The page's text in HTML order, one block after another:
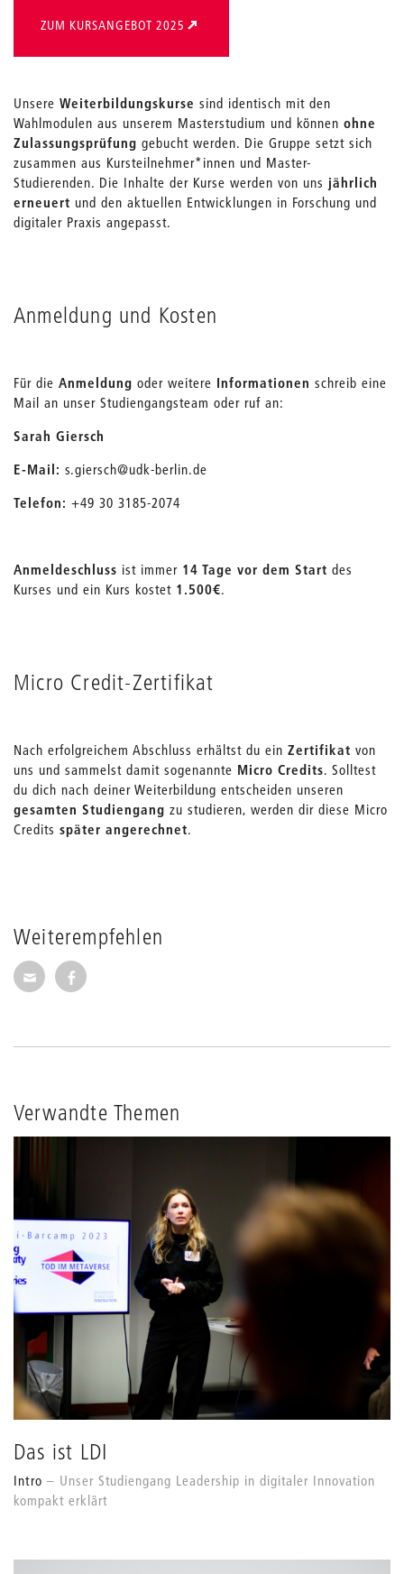
Weiterempfehlen
Seite per E-Mail weiterempfehlen
Seite auf Facebook weiterempfehlen
ZUM KURSANGEBOT 2025
Unsere Weiterbildungskurse sind identisch mit den
Wahlmodulen aus unserem Masterstudium und können ohne
Zulassungsprüfung gebucht werden. Die Gruppe setzt sich
zusammen aus Kursteilnehmer*innen und Master-
Studierenden. Die Inhalte der Kurse werden von uns jährlich
erneuert und den aktuellen Entwicklungen in Forschung und
digitaler Praxis angepasst.
Anmeldung und Kosten
Für die Anmeldung oder weitere Informationen schreib eine
Mail an unser Studiengangsteam oder ruf an:
Sarah Giersch
E-Mail: s.giersch@udk-berlin.de
Telefon: +49 30 3185-2074
Anmeldeschluss ist immer 14 Tage vor dem Start des
Kurses und ein Kurs kostet 1.500€.
Micro Credit-Zertifikat
Nach erfolgreichem Abschluss erhältst du ein Zertifikat von
uns und sammelst damit sogenannte Micro Credits. Solltest
du dich nach deiner Weiterbildung entscheiden unseren
gesamten Studiengang zu studieren, werden dir diese Micro
Credits später angerechnet.
Verwandte Themen
Das ist LDI
Intro
Unser Studiengang Leadership in digitaler Innovation
kompakt erklärt